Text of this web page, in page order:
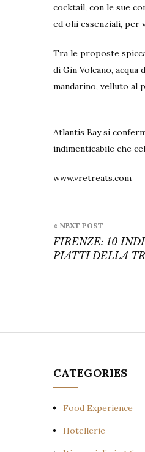
cocktail, con le sue
ed olii essenziali, per
Tra le proposte
di Gin Volcano, acqua
mandarino, velluto al
Atlantis Bay si
indimenticabile che
www.vretreats.com
« NEXT POST
FIRENZE: 10
PIATTI DELLA
CATEGORIES
Food Experience
Hotellerie